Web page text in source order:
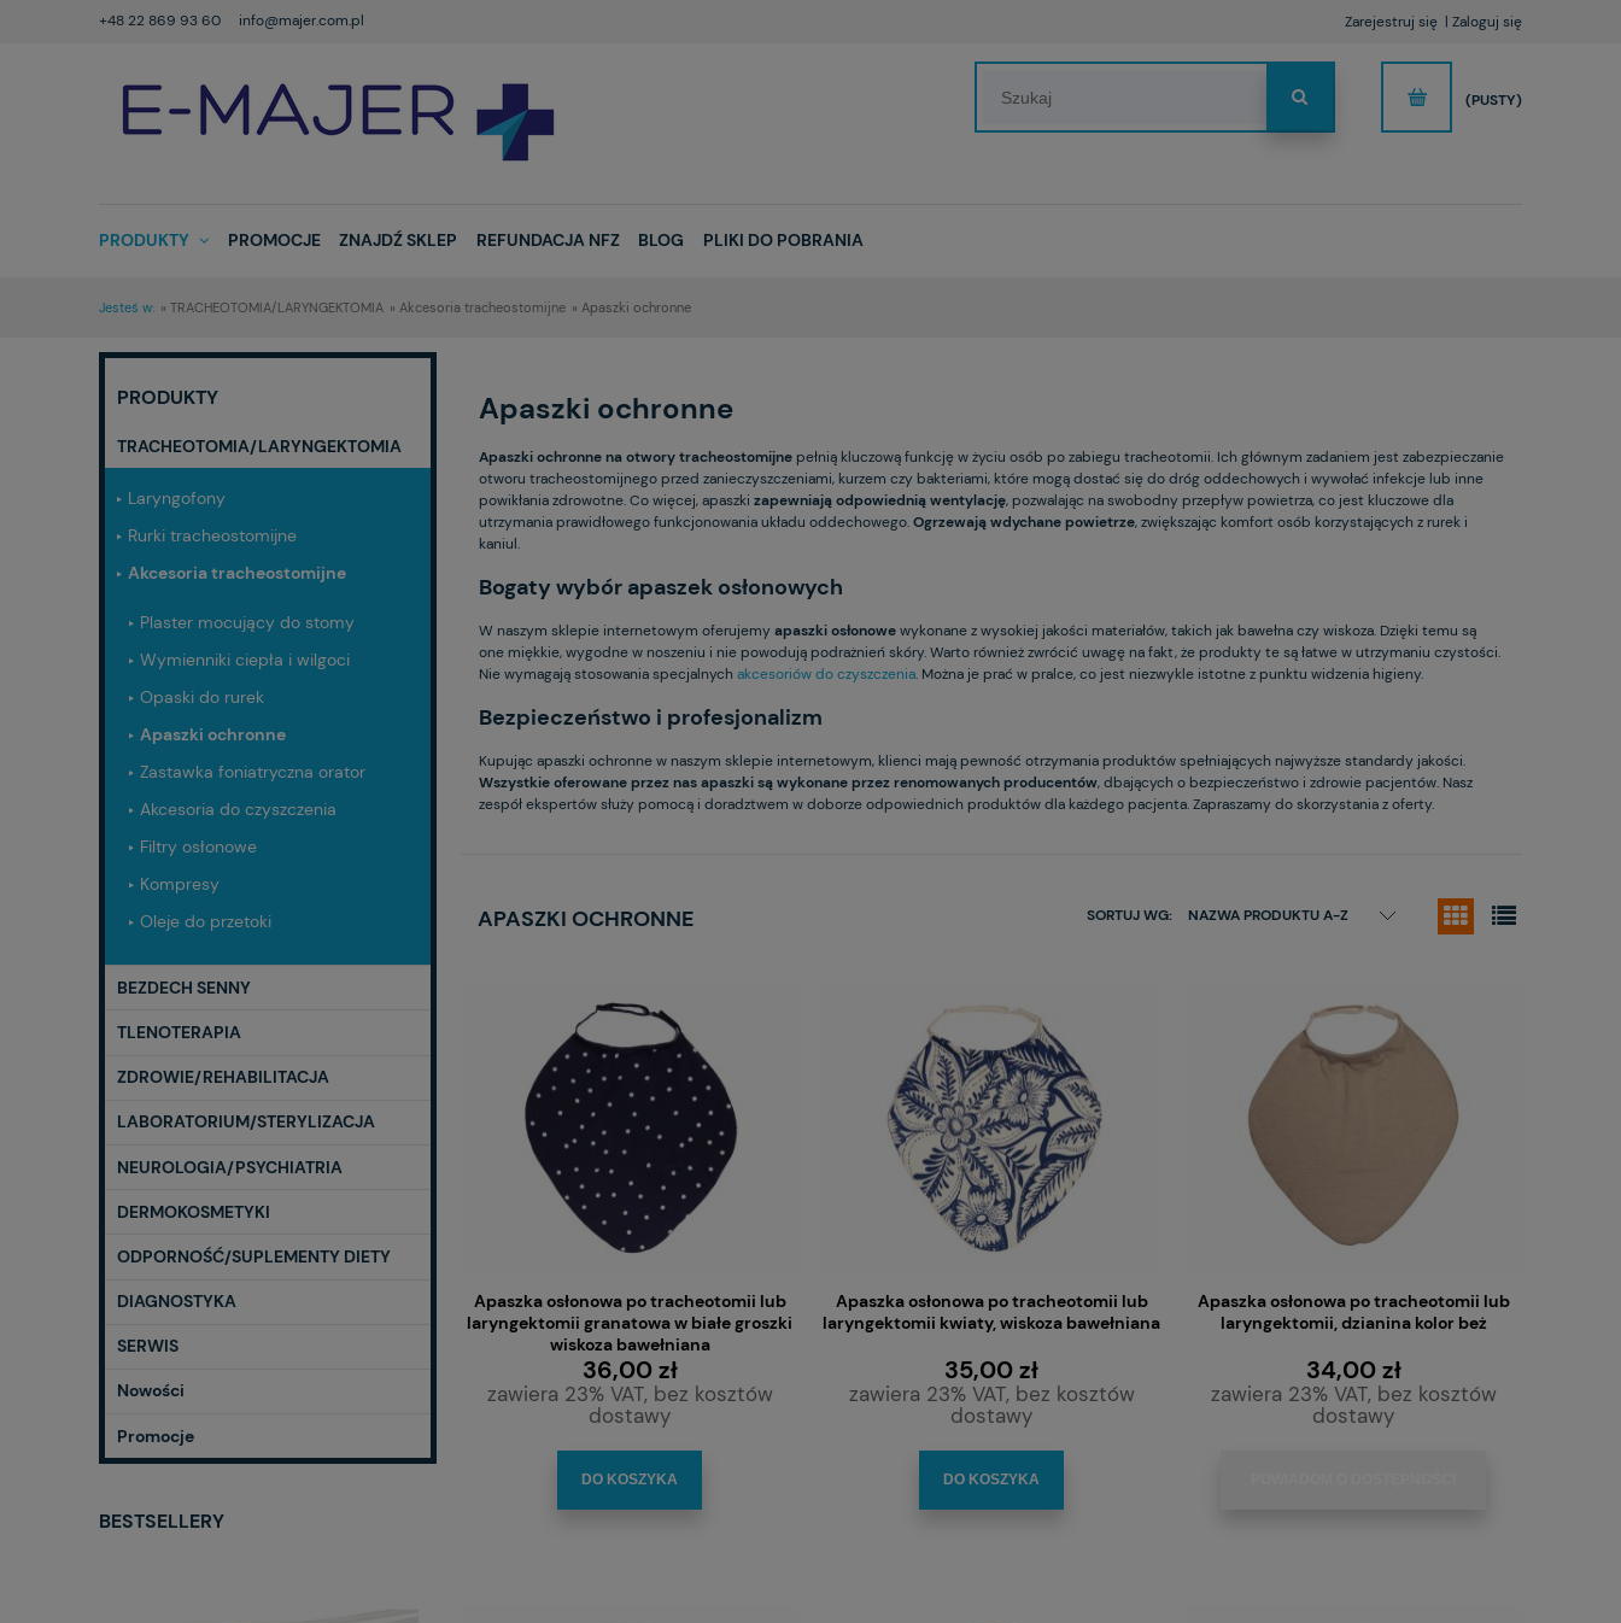
Zarejestruj się Zaloguj się
+48 22 869 93 60 info@majer.com.pl
(PUSTY)
PRODUKTY PROMOCJE ZNAJDŹ SKLEP REFUNDACJA NFZ BLOG PLIKI DO POBRANIA
Jesteś w: » TRACHEOTOMIA/LARYNGEKTOMIA » Akcesoria tracheostomijne » Apaszki ochronne
PRODUKTY
TRACHEOTOMIA/LARYNGEKTOMIA
Laryngofony
Rurki tracheostomijne
Akcesoria tracheostomijne
Plaster mocujący do stomy
Wymienniki ciepła i wilgoci
Opaski do rurek
Apaszki ochronne
Zastawka foniatryczna orator
Akcesoria do czyszczenia
Filtry osłonowe
Kompresy
Oleje do przetoki
BEZDECH SENNY
TLENOTERAPIA
ZDROWIE/REHABILITACJA
LABORATORIUM/STERYLIZACJA
NEUROLOGIA/PSYCHIATRIA
DERMOKOSMETYKI
ODPORNOŚĆ/SUPLEMENTY DIETY
DIAGNOSTYKA
SERWIS
Nowości
Promocje
BESTSELLERY
Apaszki ochronne
Apaszki ochronne na otwory tracheostomijne pełnią kluczową funkcję w życiu osób po zabiegu tracheotomii. Ich głównym zadaniem jest zabezpieczanie
otworu tracheostomijnego przed zanieczyszczeniami, kurzem czy bakteriami, które mogą dostać się do dróg oddechowych i wywołać infekcje lub inne
powikłania zdrowotne. Co więcej, apaszki zapewniają odpowiednią wentylację, pozwalając na swobodny przepływ powietrza, co jest kluczowe dla
utrzymania prawidłowego funkcjonowania układu oddechowego.Ogrzewają wdychane powietrze, zwiększając komfort osób korzystających z rurek i
kaniul.
Bogaty wybór apaszek osłonowych
W naszym sklepie internetowym oferujemyapaszki osłonowewykonane z wysokiej jakości materiałów, takich jak bawełna czy wiskoza. Dzięki temu są
one miękkie, wygodne w noszeniu i nie powodują podrażnień skóry. Warto również zwrócić uwagę na fakt, że produkty te są łatwe w utrzymaniu czystości.
Nie wymagają stosowania specjalnych akcesoriów do czyszczenia. Można je prać w pralce, co jest niezwykle istotne z punktu widzenia higieny.
Bezpieczeństwo i profesjonalizm
Kupując apaszki ochronne w naszym sklepie internetowym, klienci mają pewność otrzymania produktów spełniających najwyższe standardy jakości.
Wszystkie oferowane przez nas apaszki są wykonane przez renomowanych producentów, dbających o bezpieczeństwo i zdrowie pacjentów. Nasz
zespół ekspertów służy pomocą i doradztwem w doborze odpowiednich produktów dla każdego pacjenta. Zapraszamy do skorzystania z oferty.
APASZKI OCHRONNE SORTUJ WG: NAZWA PRODUKTU A-Z
Apaszka osłonowa po tracheotomii lub
laryngektomii granatowa w białe groszki
wiskoza bawełniana
36,00 zł
zawiera 23% VAT, bez kosztów
dostawy
DO KOSZYKA
Apaszka osłonowa po tracheotomii lub
laryngektomii kwiaty, wiskoza bawełniana
35,00 zł
zawiera 23% VAT, bez kosztów
dostawy
DO KOSZYKA
Apaszka osłonowa po tracheotomii lub
laryngektomii, dzianina kolor beż
34,00 zł
zawiera 23% VAT, bez kosztów
dostawy